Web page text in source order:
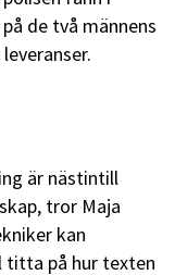
de två männens
är nästintill
tror Maja
kan
titta på hur texten